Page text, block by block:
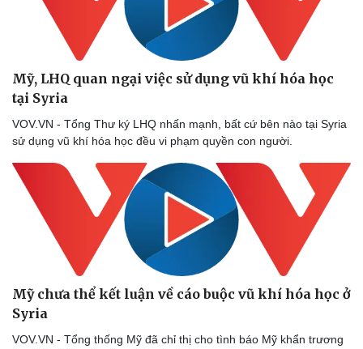
Mỹ, LHQ quan ngại việc sử dụng vũ khí hóa học
tại Syria
VOV.VN - Tổng Thư ký LHQ nhấn mạnh, bất cứ bên nào tại Syria
sử dụng vũ khí hóa học đều vi phạm quyền con người.
Mỹ chưa thể kết luận về cáo buộc vũ khí hóa học ở
Syria
VOV.VN - Tổng thống Mỹ đã chỉ thị cho tình báo Mỹ khẩn trương